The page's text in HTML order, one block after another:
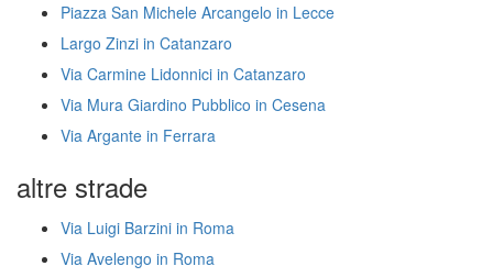
Piazza San Michele Arcangelo in Lecce
Largo Zinzi in Catanzaro
Via Carmine Lidonnici in Catanzaro
Via Mura Giardino Pubblico in Cesena
Via Argante in Ferrara
altre strade
Via Luigi Barzini in Roma
Via Avelengo in Roma